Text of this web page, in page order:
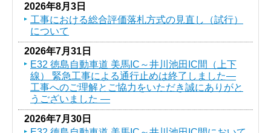
2026年8月3日
工事における総合評価落札方式の見直し（試行）
について
2026年7月31日
E32 徳島自動車道 美馬IC～井川池田IC間（上下
線） 緊急工事による通行止めは終了しました―
工事へのご理解とご協力をいただき誠にありがと
うございました ―
2026年7月30日